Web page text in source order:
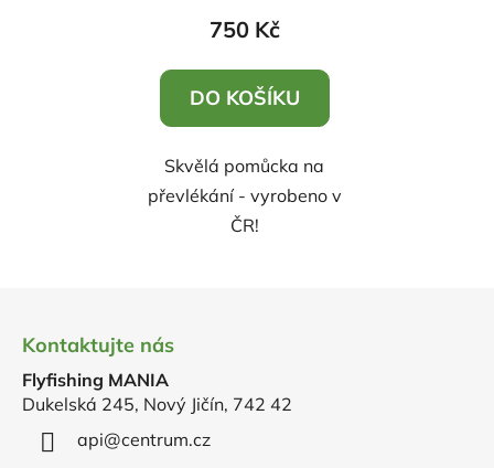
produktu
5,0
z
hvězdiček.
750 Kč
DO KOŠÍKU
Skvělá pomůcka na
převlékání - vyrobeno v
ČR!
Kontaktujte nás
Flyfishing MANIA
Dukelská 245, Nový Jičín, 742 42
api@centrum.cz